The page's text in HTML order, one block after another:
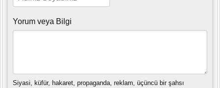
Yorum veya Bilgi
Siyasi, küfür, hakaret, propaganda, reklam, üçüncü bir şahsı